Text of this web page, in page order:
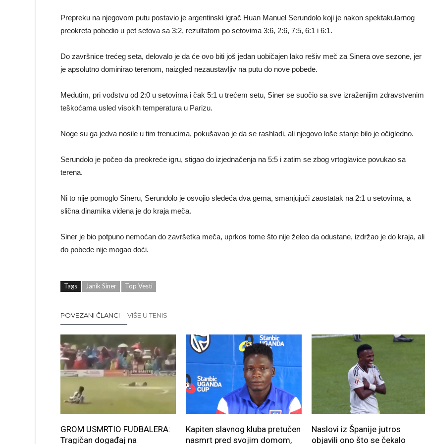
Prepreku na njegovom putu postavio je argentinski igrač Huan Manuel Serundolo koji je nakon spektakularnog
preokreta pobedio u pet setova sa 3:2, rezultatom po setovima 3:6, 2:6, 7:5, 6:1 i 6:1.
Do završnice trećeg seta, delovalo je da će ovo biti još jedan uobičajen lako rešiv meč za Sinera ove sezone, jer
je apsolutno dominirao terenom, naizgled nezaustavljiv na putu do nove pobede.
Međutim, pri vođstvu od 2:0 u setovima i čak 5:1 u trećem setu, Siner se suočio sa sve izraženijim zdravstvenim
teškoćama usled visokih temperatura u Parizu.
Noge su ga jedva nosile u tim trenucima, pokušavao je da se rashladi, ali njegovo loše stanje bilo je očigledno.
Serundolo je počeo da preokreće igru, stigao do izjednačenja na 5:5 i zatim se zbog vrtoglavice povukao sa
terena.
Ni to nije pomoglo Sineru, Serundolo je osvojio sledeća dva gema, smanjujući zaostatak na 2:1 u setovima, a
slična dinamika viđena je do kraja meča.
Siner je bio potpuno nemoćan do završetka meča, uprkos tome što nije želeo da odustane, izdržao je do kraja, ali
do pobede nije mogao doći.
Tags Janik Siner Top Vesti
POVEZANI ČLANCI VIŠE U TENIS
GROM USMRTIO FUDBALERA:
Tragičan događaj na
Kapiten slavnog kluba pretučen
nasmrt pred svojim domom,
Naslovi iz Španije jutros
objavili ono što se čekalo